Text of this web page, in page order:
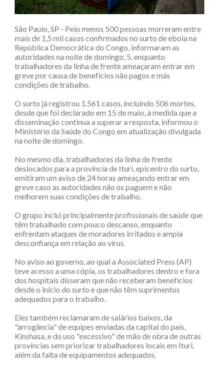
São Paulo, SP - Pelo menos 500 pessoas morreram entre
mais de 1,5 mil casos confirmados no surto de ebola na
República Democrática do Congo, informaram as
autoridades na noite de domingo, 5, enquanto
trabalhadores da linha de frente ameaçaram entrar em
greve por causa de benefícios não pagos e más
condições de trabalho.
O surto já registrou 1.561 casos, incluindo 506 mortes,
desde que foi declarado em 15 de maio, à medida que a
disseminação continua a superar a resposta, informou o
Ministério da Saúde do Congo em atualização divulgada
na noite de domingo.
No mesmo dia, trabalhadores da linha de frente
deslocados para a província de Ituri, epicentro do surto,
emitiram um aviso de 24 horas ameaçando entrar em
greve caso as autoridades não os paguem e não
melhorem suas condições de trabalho.
O grupo inclui principalmente profissionais de saúde que
têm trabalhado com pouco descanso, enquanto
enfrentam ataques de moradores irritados e ampla
desconfiança em relação ao vírus.
No aviso ao governo, ao qual a Associated Press (AP)
teve acesso a uma cópia, os trabalhadores dentro e fora
dos hospitais disseram que não receberam benefícios
desde o início do surto e que não têm suprimentos
adequados para o trabalho.
Eles também reclamaram de salários baixos, da
"arrogância" de equipes enviadas da capital do país,
Kinshasa, e do uso "excessivo" de mão de obra de outras
províncias sem priorizar trabalhadores locais em Ituri,
além da falta de equipamentos adequados.